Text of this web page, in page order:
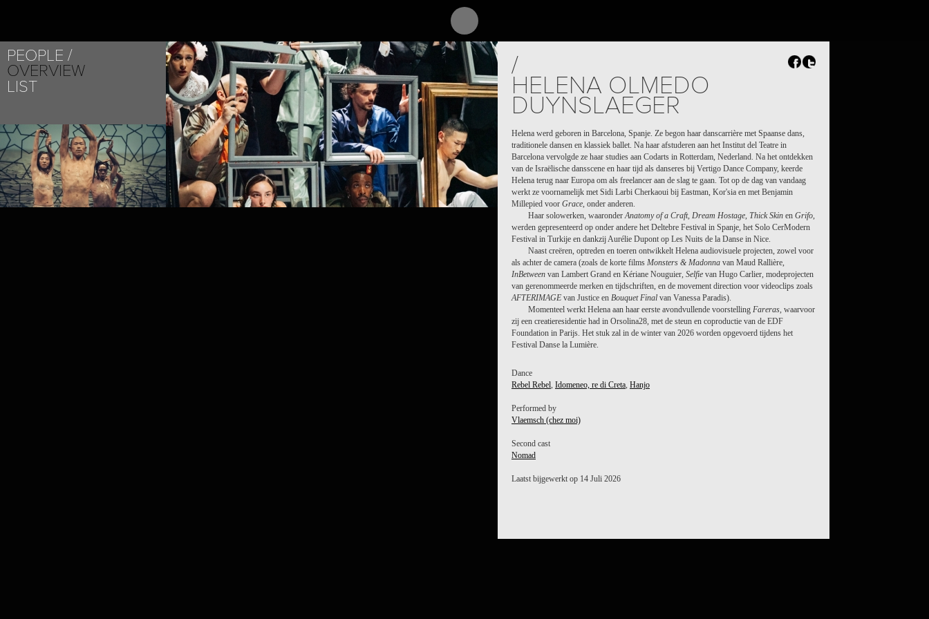
PEOPLE
OVERVIEW
LIST
/
HELENA OLMEDO
DUYNSLAEGER
Helena werd geboren in Barcelona, Spanje. Ze begon haar danscarrière met Spaanse dans,
traditionele dansen en klassiek ballet. Na haar afstuderen aan het Institut del Teatre in
Barcelona vervolgde ze haar studies aan Codarts in Rotterdam, Nederland. Na het ontdekken
van de Israëlische dansscene en haar tijd als danseres bij Vertigo Dance Company, keerde
Helena terug naar Europa om als freelancer aan de slag te gaan. Tot op de dag van vandaag
werkt ze voornamelijk met Sidi Larbi Cherkaoui bij Eastman, Kor'sia en met Benjamin
Millepied voor Grace, onder anderen.
Haar solowerken, waaronderAnatomy of a Craft, Dream Hostage, Thick Skin en Grifo,
werden gepresenteerd op onder andere het Deltebre Festival in Spanje, het Solo CerModern
Festival in Turkije en dankzij Aurélie Dupont op Les Nuits de la Danse in Nice.
Naast creëren, optreden en toeren ontwikkelt Helena audiovisuele projecten, zowel voor
als achter de camera (zoals de korte films Monsters & Madonna van Maud Rallière,
InBetween van Lambert Grand en Kériane Nouguier, Selfie van Hugo Carlier, modeprojecten
van gerenommeerde merken en tijdschriften, en de movement direction voor videoclips zoals
AFTERIMAGE van Justice en Bouquet Final van Vanessa Paradis).
Momenteel werkt Helena aan haar eerste avondvullende voorstelling Fareras, waarvoor
zij een creatieresidentie had in Orsolina28, met de steun en coproductie van de EDF
Foundation in Parijs. Het stuk zal in de winter van 2026 worden opgevoerd tijdens het
Festival Danse la Lumière.
Dance
Rebel Rebel, Idomeneo, re di Creta, Hanjo
Performed by
Vlaemsch (chez moi)
Second cast
Nomad
Laatst bijgewerkt op 14 Juli 2026
PROJECT /
NOMAD